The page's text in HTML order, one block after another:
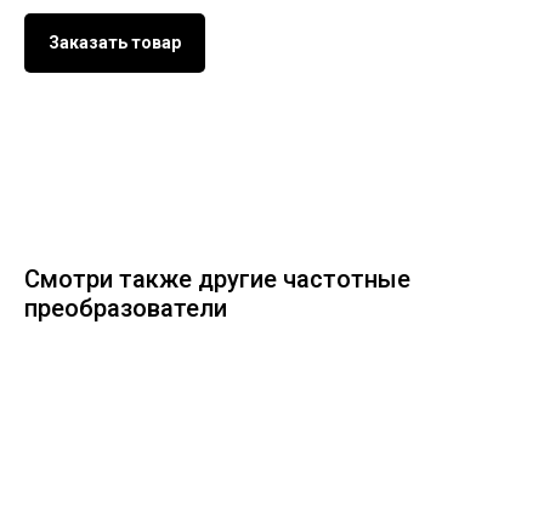
Заказать товар
Смотри также другие частотные
преобразователи